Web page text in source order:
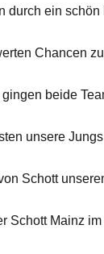
ein
Chancen
beide
unsere
Schott
Schott Mainz